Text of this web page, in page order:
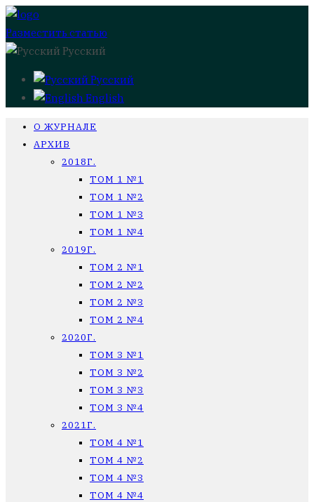
Разместить статью
Русский
Русский
English
О ЖУРНАЛЕ
АРХИВ
2018Г.
ТОМ 1 №1
ТОМ 1 №2
ТОМ 1 №3
ТОМ 1 №4
2019Г.
ТОМ 2 №1
ТОМ 2 №2
ТОМ 2 №3
ТОМ 2 №4
2020Г.
ТОМ 3 №1
ТОМ 3 №2
ТОМ 3 №3
ТОМ 3 №4
2021Г.
ТОМ 4 №1
ТОМ 4 №2
ТОМ 4 №3
ТОМ 4 №4